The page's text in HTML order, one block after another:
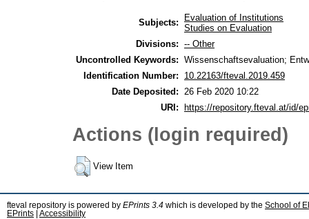
Subjects:
Evaluation of Institutions
Studies on Evaluation
Divisions: -- Other
Uncontrolled Keywords: Wissenschaftsevaluation;
Identification Number:
10.22163/fteval.2019.459
Date Deposited:
26 Feb 2020 10:22
URI: https://repository.fteval.at/id/
Actions (login required)
View Item
fteval repository is powered by EPrints 3.4 which is developed by the School of
EPrints
Accessibility